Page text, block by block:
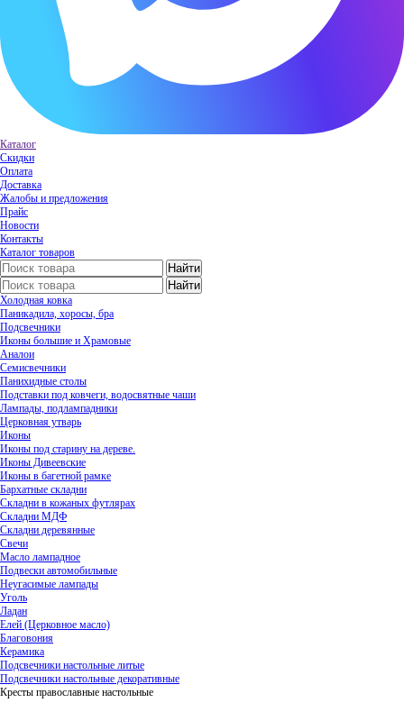
Каталог
Скидки
Оплата
Доставка
Жалобы и предложения
Прайс
Новости
Контакты
Каталог товаров
Холодная ковка
Паникадила, хоросы, бра
Подсвечники
Иконы большие и Храмовые
Аналои
Семисвечники
Панихидные столы
Подставки под ковчеги, водосвятные чаши
Лампады, подлампадники
Церковная утварь
Иконы
Иконы под старину на дереве.
Иконы Дивеевские
Иконы в багетной рамке
Бархатные складни
Складни в кожаных футлярах
Складни МДФ
Складни деревянные
Свечи
Масло лампадное
Подвески автомобильные
Неугасимые лампады
Уголь
Ладан
Елей (Церковное масло)
Благовония
Керамика
Подсвечники настольные литые
Подсвечники настольные декоративные
Кресты православные настольные